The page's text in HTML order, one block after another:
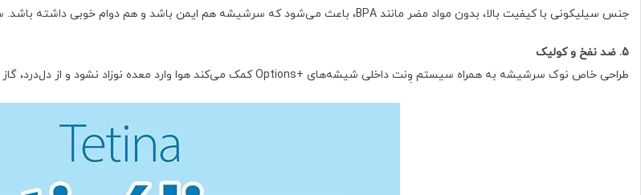
جنس سیلیکونی با کیفیت بالا، بدون مواد مضر مانند BPA، باعث می‌شود که سرشیشه هم ایمن باشد و هم دوام خوبی داشته باشد. سطح نرم و لطیف آن حس طبیعی‌تری برای نوزاد ایجاد می‌کند.
5. ضد نفخ و کولیک
طراحی خاص نوک سرشیشه به همراه سیستم وِنت داخلی شیشه‌های +Options کمک می‌کند هوا وارد معده نوزاد نشود و از دل‌درد، گاز و رفلاکس جلوگیری شود.